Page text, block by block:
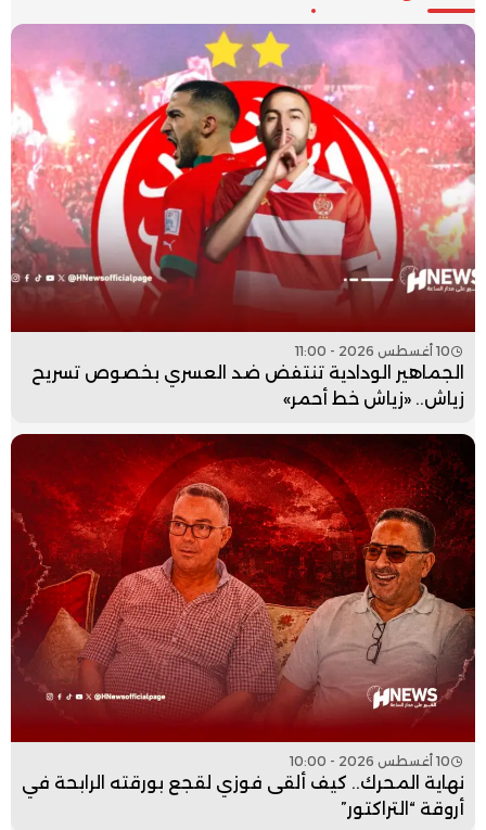
10 أغسطس 2026 - 11:00
الجماهير الودادية تنتفض ضد العسري بخصوص تسريح
زياش.. «زياش خط أحمر»
10 أغسطس 2026 - 10:00
نهاية المحرك.. كيف ألقى فوزي لقجع بورقته الرابحة في
أروقة “التراكتور”